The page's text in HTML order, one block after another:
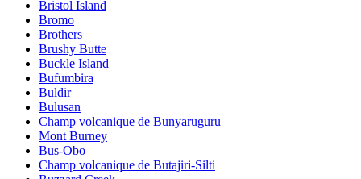
Bristol Island
Bromo
Brothers
Brushy Butte
Buckle Island
Bufumbira
Buldir
Bulusan
Champ volcanique de Bunyaruguru
Mont Burney
Bus-Obo
Champ volcanique de Butajiri-Silti